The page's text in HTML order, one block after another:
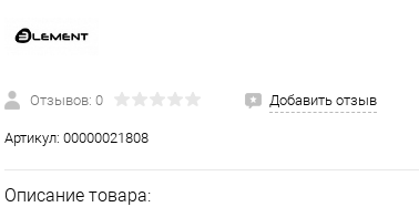
Отзывов: 0 Добавить отзыв
Артикул: 00000021808
Описание товара: